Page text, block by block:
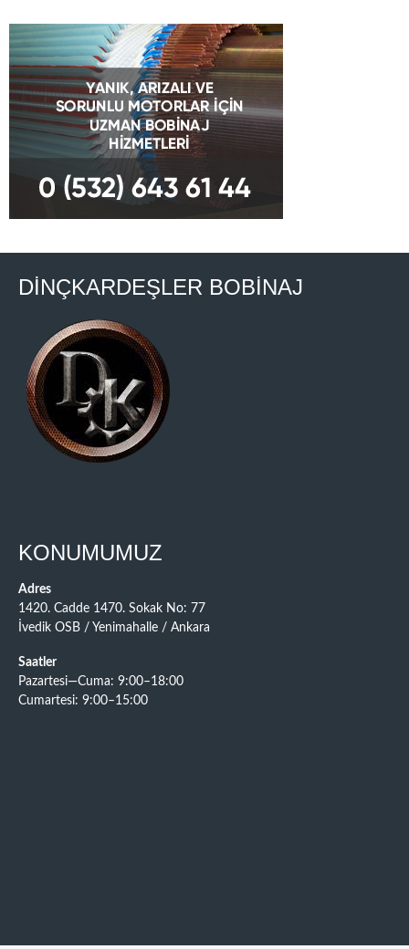
DİNÇKARDEŞLER BOBİNAJ
KONUMUMUZ
Adres
1420. Cadde 1470. Sokak No: 77
İvedik OSB / Yenimahalle / Ankara
Saatler
Pazartesi—Cuma: 9:00–18:00
Cumartesi: 9:00–15:00